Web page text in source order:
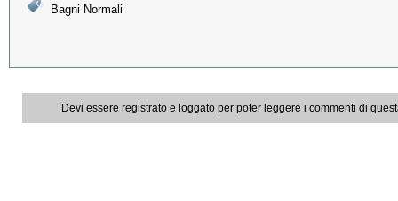
Bagni Normali
Devi essere registrato e loggato per poter leggere i commenti di